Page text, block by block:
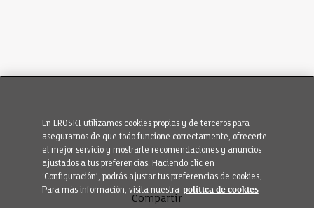
Compartir
En EROSKI utilizamos cookies propias y de terceros para
asegurarnos de que todo funcione correctamente, ofrecerte
el mejor servicio y mostrarte recomendaciones y anuncios
ajustados a tus preferencias. Haciendo clic en
‘Configuración’, podrás ajustar tus preferencias de cookies.
Para más información, visita nuestra política de cookies